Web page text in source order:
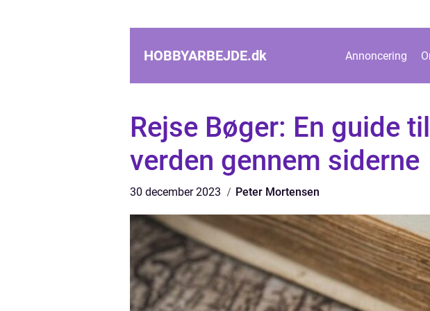
HOBBYARBEJDE.dk Annoncering
Rejse Bøger: En guide
verden gennem siderne
30 december 2023 Peter Mortensen